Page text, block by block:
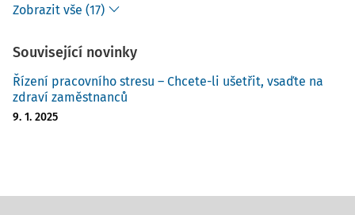
Zobrazit vše (17)
Související novinky
Řízení pracovního stresu – Chcete-li ušetřit, vsaďte na
zdraví zaměstnanců
9. 1. 2025